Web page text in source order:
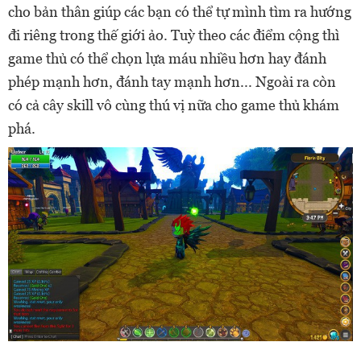
cho bản thân giúp các bạn có thể tự mình tìm ra hướng
đi riêng trong thế giới ảo. Tuỳ theo các điểm cộng thì
game thủ có thể chọn lựa máu nhiều hơn hay đánh
phép mạnh hơn, đánh tay mạnh hơn... Ngoài ra còn
có cả cây skill vô cùng thú vị nữa cho game thủ khám
phá.